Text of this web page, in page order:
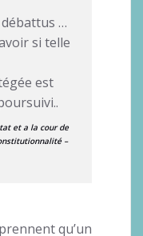
…
si telle
est
et a la cour de
–
qu’un